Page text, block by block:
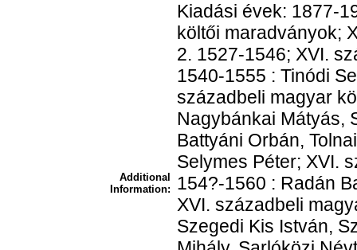
Additional
Information:
Kiadási évek: 1877-
költői maradványok;
2. 1527-1546; XVI.
1540-1555 : Tinódi
századbeli magyar
Nagybánkai Mátyás,
Battyáni Orbán,
Selymes Péter; XVI.
154?-1560 : Radán
XVI. századbeli
Szegedi Kis István,